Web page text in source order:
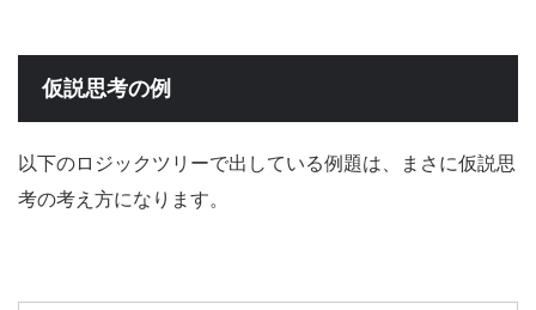
仮説思考の例
以下のロジックツリーで出している例題は、まさに仮説思
考の考え方になります。